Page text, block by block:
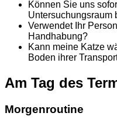
Können Sie uns
Untersuchungsraum
Verwendet Ihr
Handhabung?
Kann meine Katze
Boden ihrer
Am Tag des
Morgenroutine